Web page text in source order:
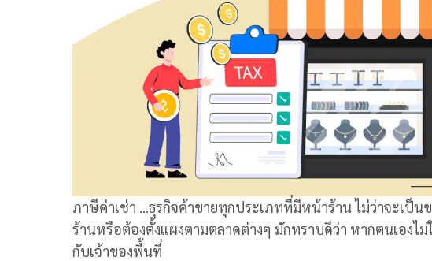
ภาษีค่าเช่า …ธุรกิจค้าขายทุกประเภทที่มีหน้าร้าน ไม่ว่าจะเป็
ร้านหรือต้องตั้งแผงตามตลาดต่างๆ มักทราบดีว่า หากตนเองไ
กับเจ้าของพื้นที่